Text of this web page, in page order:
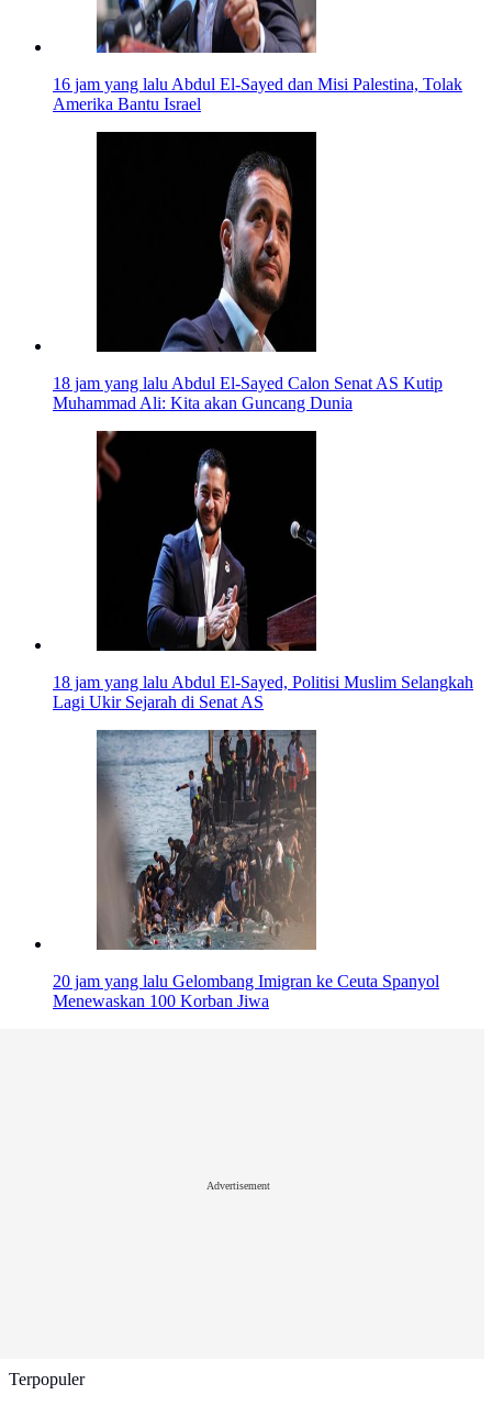
16 jam yang lalu Abdul El-Sayed dan Misi Palestina, Tolak
Amerika Bantu Israel
18 jam yang lalu Abdul El-Sayed Calon Senat AS Kutip
Muhammad Ali: Kita akan Guncang Dunia
18 jam yang lalu Abdul El-Sayed, Politisi Muslim Selangkah
Lagi Ukir Sejarah di Senat AS
20 jam yang lalu Gelombang Imigran ke Ceuta Spanyol
Menewaskan 100 Korban Jiwa
Advertisement
Terpopuler